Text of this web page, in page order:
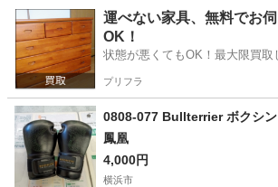
神奈川 川崎市 川崎駅 ゴルフ ティー
運べない家具、無料でお
OK！
状態が悪くてもOK！最大限買取
プリフラ
0808-077 Bullterrier ボクシ
鳳凰
4,000円
横浜市